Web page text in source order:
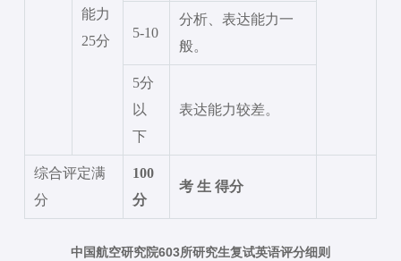
能力
25分
5-10
分析、表达能力一
般。
5分
以
下
表达能力较差。
综合评定满
分
100
分
考 生 得分
中国航空研究院603所研究生复试英语评分细则